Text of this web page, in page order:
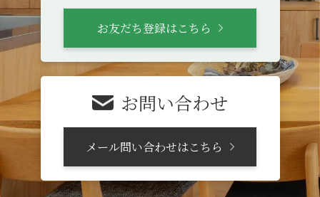
お友だち登録はこちら
お問い合わせ
メール問い合わせはこちら